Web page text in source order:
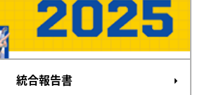
統合報告書